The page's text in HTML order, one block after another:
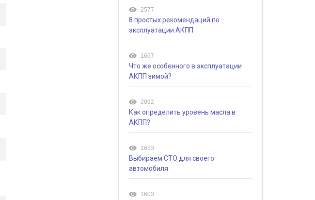
2577
8 простых рекомендаций по
эксплуатации АКПП
1667
Что же особенного в эксплуатации
АКПП зимой?
2092
Как определить уровень масла в
АКПП?
1653
Выбираем СТО для своего
автомобиля
1603